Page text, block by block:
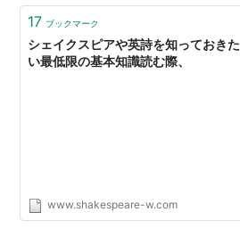
あったりして、こう…
17 ブックマーク
シェイクスピアや英詩を知っておきた
い最低限の基本知識読む際、
www.shakespeare-w.com